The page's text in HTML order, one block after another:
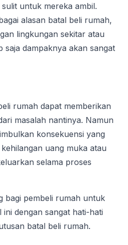
untuk mereka ambil.
alasan batal beli rumah,
lingkungan sekitar atau
saja dampaknya akan sangat
rumah dapat memberikan
masalah nantinya. Namun
konsekuensi yang
uang muka atau
selama proses
bagi pembeli rumah untuk
dengan sangat hati-hati
batal beli rumah.